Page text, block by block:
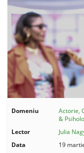
Domeniu Actorie,
&
Lector
Julia
Data
19